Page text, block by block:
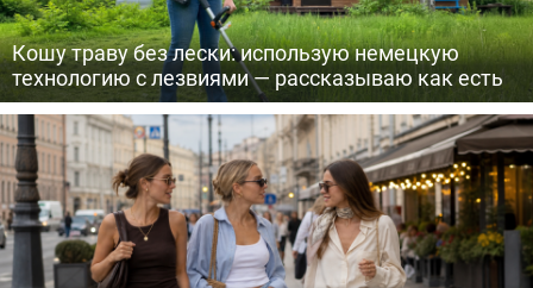
Кошу траву без лески: использую немецкую
технологию с лезвиями — рассказываю как есть